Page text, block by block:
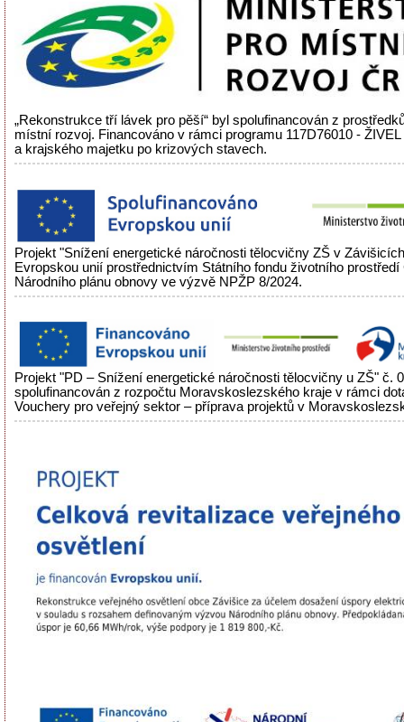
„Rekonstrukce tří lávek pro pěší“ byl spolufinancován z
místní rozvoj. Financováno v rámci programu 117D76010 -
a krajského majetku po krizových stavech.
Projekt "Snížení energetické náročnosti tělocvičny ZŠ v
Evropskou unií prostřednictvím Státního fondu životního
Národního plánu obnovy ve výzvě NPŽP 8/2024.
Projekt "PD – Snížení energetické náročnosti tělocvičny u ZŠ" č.
spolufinancován z rozpočtu Moravskoslezského kraje v rámci
Vouchery pro veřejný sektor – příprava projektů v